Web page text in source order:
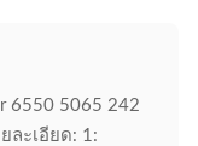
6550 5065 242
ละเอียด: 1: